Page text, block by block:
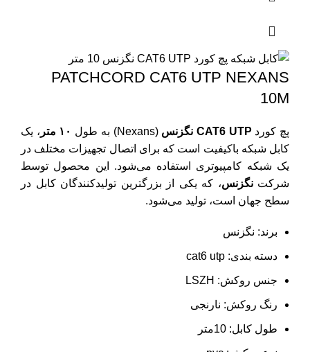
PATCHCORD CAT6 UTP NEXANS
10M
پچ کورد CAT6 UTP نگزنس (Nexans) به طول ۱۰ متر
، یک
کابل شبکه باکیفیت است که برای اتصال تجهیزات مختلف در
یک شبکه کامپیوتری استفاده می‌شود. این محصول توسط
شرکتنگزنس، که یکی از بزرگترین تولیدکنندگان کابل در
سطح جهان است، تولید می‌شود.
برند: نگزنس
دسته بندی: cat6 utp
جنس روکش: LSZH
رنگ روکش: نارنجی
طول کابل: 10متر